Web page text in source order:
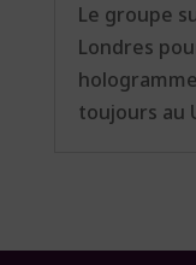
Le groupe
Londres
toujours au